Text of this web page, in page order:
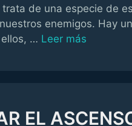
de una especie de
enemigos. Hay
… Leer más
EL